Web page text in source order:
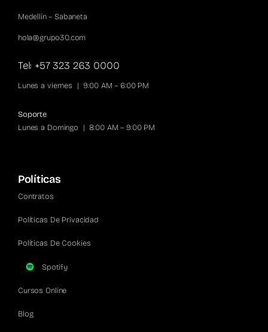
Medellín – Sabaneta
hola@grupo30.com
Tel: +57 323 263 0000
Lunes a viernes | 9:00 AM – 6:00 PM
Soporte
Lunes a Domingo | 8:00 AM – 9:00 PM
Políticas
Contratos
Políticas De Privacidad
Políticas De Cookies
Spotify
Cursos Online
Blog